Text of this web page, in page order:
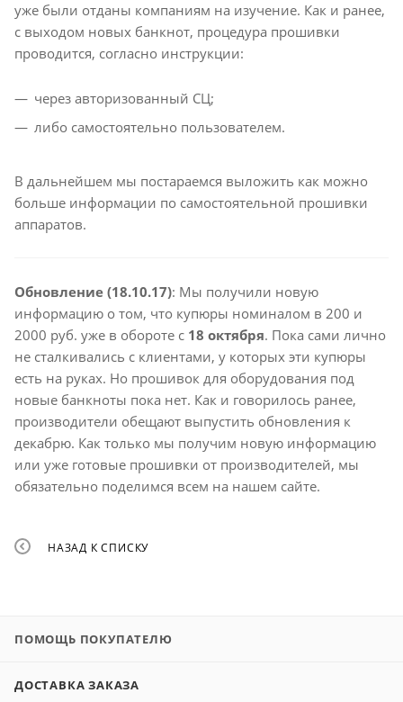
уже были отданы компаниям на изучение. Как и ранее,
с выходом новых банкнот, процедура прошивки
проводится, согласно инструкции:
через авторизованный СЦ;
либо самостоятельно пользователем.
В дальнейшем мы постараемся выложить как можно
больше информации по самостоятельной прошивки
аппаратов.
Обновление (18.10.17): Мы получили новую
информацию о том, что купюры номиналом в 200 и
2000 руб. уже в обороте с 18 октября. Пока сами лично
не сталкивались с клиентами, у которых эти купюры
есть на руках. Но прошивок для оборудования под
новые банкноты пока нет. Как и говорилось ранее,
производители обещают выпустить обновления к
декабрю. Как только мы получим новую информацию
или уже готовые прошивки от производителей, мы
обязательно поделимся всем на нашем сайте.
НАЗАД К СПИСКУ
ПОМОЩЬ ПОКУПАТЕЛЮ
ДОСТАВКА ЗАКАЗА